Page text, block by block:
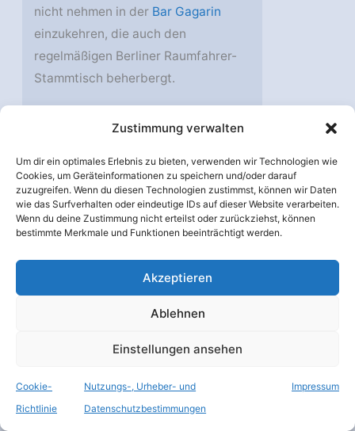
Zustimmung verwalten
Um dir ein optimales Erlebnis zu bieten, verwenden wir Technologien wie
Cookies, um Geräteinformationen zu speichern und/oder darauf
zuzugreifen. Wenn du diesen Technologien zustimmst, können wir Daten
wie das Surfverhalten oder eindeutige IDs auf dieser Website verarbeiten.
Wenn du deine Zustimmung nicht erteilst oder zurückziehst, können
bestimmte Merkmale und Funktionen beeinträchtigt werden.
Akzeptieren
Ablehnen
Einstellungen ansehen
Cookie-
Richtlinie
Nutzungs-, Urheber- und
Datenschutzbestimmungen
Impressum
nicht nehmen in der Bar Gagarin
einzukehren, die auch den
regelmäßigen Berliner Raumfahrer-
Stammtisch beherbergt.
In Berlin Mitte gab es dann einen
Hauptstadtstudio. Dort führte der
Technische Leiter Herr Schäffer
durch die Radio- und
Fernsehstudios. Hier gewann die
Aufgaben der unterschiedlichsten
Berufsgruppen bei Radio und
Den Tagesabschluss und auch das
programmatische Ende des
Raumcon-Treffens bildete das